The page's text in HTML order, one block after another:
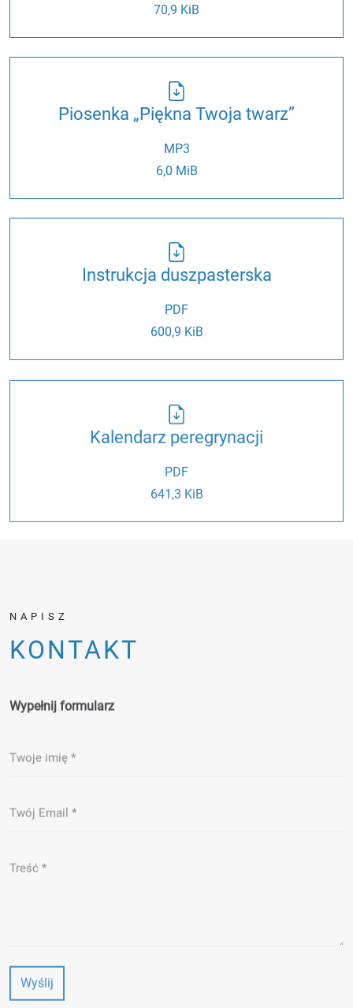
70,9 KiB
Piosenka „Piękna Twoja twarz”
MP3
6,0 MiB
Instrukcja duszpasterska
PDF
600,9 KiB
Kalendarz peregrynacji
PDF
641,3 KiB
NAPISZ
KONTAKT
Wypełnij formularz
Wyślij